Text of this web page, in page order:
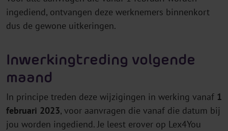
ingediend, ontvangen deze werknemers binnenkort
dus de gewone uitkeringen.
Inwerkingtreding volgende
maand
In principe treden deze wijzigingen in werking vanaf 1
februari 2023, voor aanvragen die vanaf die datum bij
jou worden ingediend. Je leest erover op Lex4You